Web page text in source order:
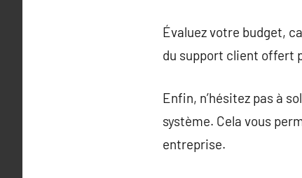
Évaluez votre budget,
du support client offert
Enfin, n’hésitez pas à
système. Cela vous
entreprise.